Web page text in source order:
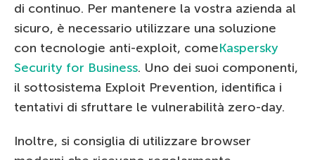
di continuo. Per mantenere la vostra azienda al
sicuro, è necessario utilizzare una soluzione
con tecnologie anti-exploit, comeKaspersky
Security for Business. Uno dei suoi componenti,
il sottosistema Exploit Prevention, identifica i
tentativi di sfruttare le vulnerabilità zero-day.
Inoltre, si consiglia di utilizzare browser